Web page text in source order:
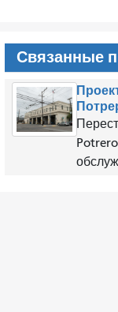
Связанные